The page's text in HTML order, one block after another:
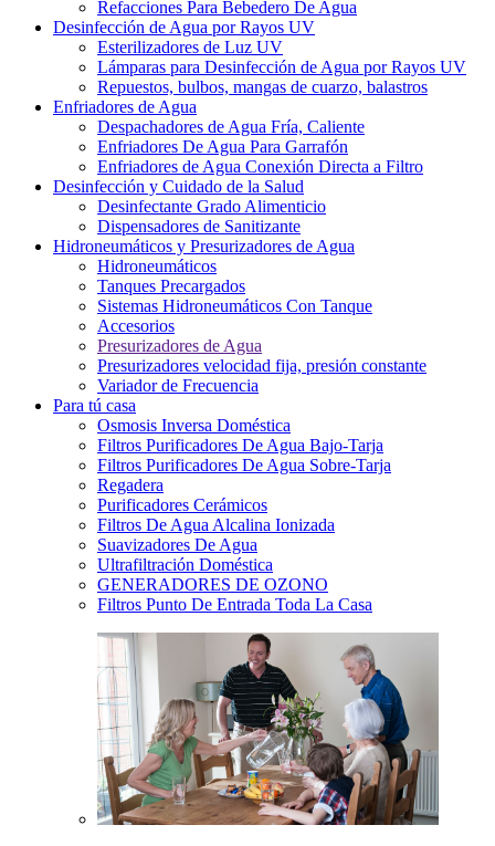
Refacciones Para Bebedero De Agua
Desinfección de Agua por Rayos UV
Esterilizadores de Luz UV
Lámparas para Desinfección de Agua por Rayos UV
Repuestos, bulbos, mangas de cuarzo, balastros
Enfriadores de Agua
Despachadores de Agua Fría, Caliente
Enfriadores De Agua Para Garrafón
Enfriadores de Agua Conexión Directa a Filtro
Desinfección y Cuidado de la Salud
Desinfectante Grado Alimenticio
Dispensadores de Sanitizante
Hidroneumáticos y Presurizadores de Agua
Hidroneumáticos
Tanques Precargados
Sistemas Hidroneumáticos Con Tanque
Accesorios
Presurizadores de Agua
Presurizadores velocidad fija, presión constante
Variador de Frecuencia
Para tú casa
Osmosis Inversa Doméstica
Filtros Purificadores De Agua Bajo-Tarja
Filtros Purificadores De Agua Sobre-Tarja
Regadera
Purificadores Cerámicos
Filtros De Agua Alcalina Ionizada
Suavizadores De Agua
Ultrafiltración Doméstica
GENERADORES DE OZONO
Filtros Punto De Entrada Toda La Casa